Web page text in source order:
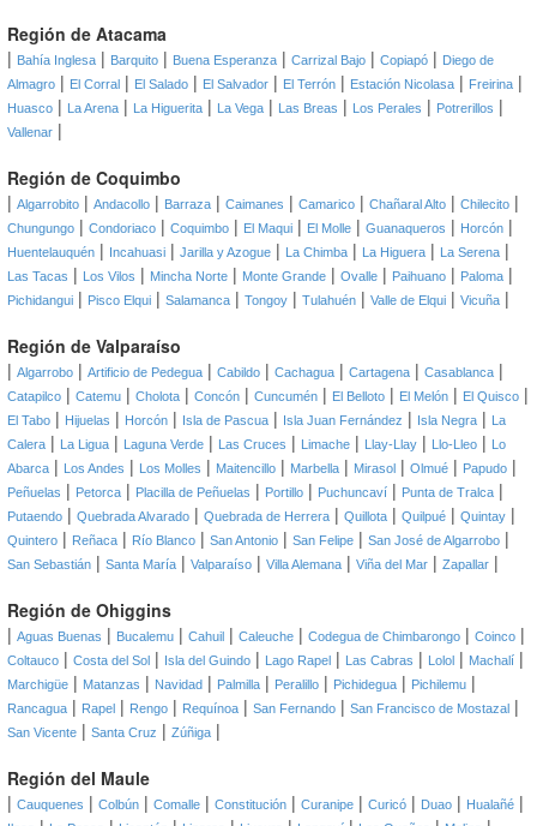
Región de Atacama
| Bahía Inglesa | Barquito | Buena Esperanza | Carrizal Bajo | Copiapó | Diego de
Almagro | El Corral | El Salado | El Salvador | El Terrón | Estación Nicolasa | Freirina |
Huasco | La Arena | La Higuerita | La Vega | Las Breas | Los Perales | Potrerillos |
Vallenar |
Región de Coquimbo
| Algarrobito | Andacollo | Barraza | Caimanes | Camarico | Chañaral Alto | Chilecito |
Chungungo | Condoriaco | Coquimbo | El Maqui | El Molle | Guanaqueros | Horcón |
Huentelauquén | Incahuasi | Jarilla y Azogue | La Chimba | La Higuera | La Serena |
Las Tacas | Los Vilos | Mincha Norte | Monte Grande | Ovalle | Paihuano | Paloma |
Pichidangui | Pisco Elqui | Salamanca | Tongoy | Tulahuén | Valle de Elqui | Vicuña |
Región de Valparaíso
| Algarrobo | Artificio de Pedegua | Cabildo | Cachagua | Cartagena | Casablanca |
Catapilco | Catemu | Cholota | Concón | Cuncumén | El Belloto | El Melón | El Quisco |
El Tabo | Hijuelas | Horcón | Isla de Pascua | Isla Juan Fernández | Isla Negra |
La
Calera | La Ligua | Laguna Verde | Las Cruces | Limache | Llay-Llay | Llo-Lleo |
Lo
Abarca | Los Andes | Los Molles | Maitencillo | Marbella | Mirasol | Olmué | Papudo |
Peñuelas | Petorca | Placilla de Peñuelas | Portillo | Puchuncaví | Punta de Tralca |
Putaendo | Quebrada Alvarado | Quebrada de Herrera | Quillota | Quilpué | Quintay |
Quintero | Reñaca | Río Blanco | San Antonio | San Felipe | San José de Algarrobo |
San Sebastián | Santa María | Valparaíso | Villa Alemana | Viña del Mar | Zapallar |
Región de Ohiggins
| Aguas Buenas | Bucalemu | Cahuil | Caleuche | Codegua de Chimbarongo | Coinco |
Coltauco | Costa del Sol | Isla del Guindo | Lago Rapel | Las Cabras | Lolol | Machalí |
Marchigüe | Matanzas | Navidad | Palmilla | Peralillo | Pichidegua | Pichilemu |
Rancagua | Rapel | Rengo | Requínoa | San Fernando | San Francisco de Mostazal |
San Vicente | Santa Cruz | Zúñiga |
Región del Maule
| Cauquenes | Colbún | Comalle | Constitución | Curanipe | Curicó | Duao | Hualañé |